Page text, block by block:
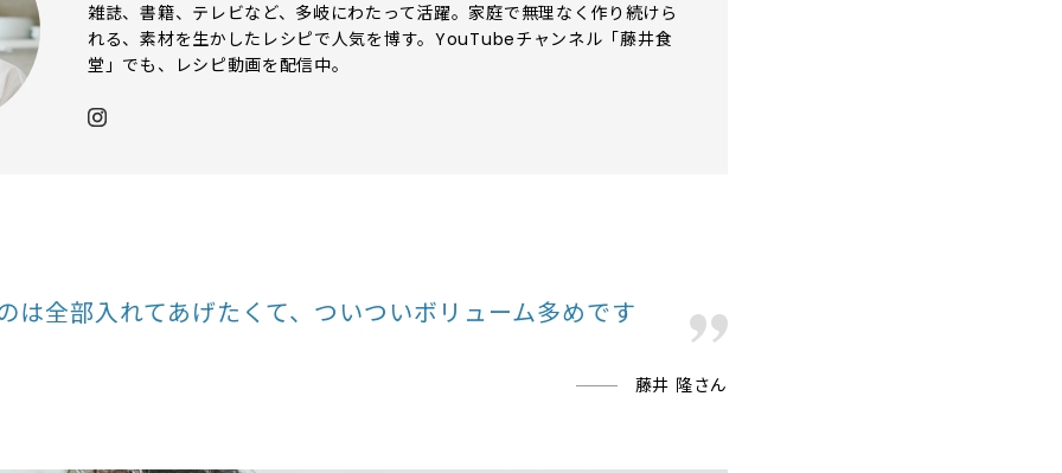
雑誌、書籍、テレビなど、多岐にわたって活躍。家庭で無理なく作り続けら
れる、素材を生かしたレシピで人気を博す。YouTubeチャンネル「藤井食
堂」でも、レシピ動画を配信中。
は全部入れてあげたくて、ついついボリューム多めです
藤井 隆さん